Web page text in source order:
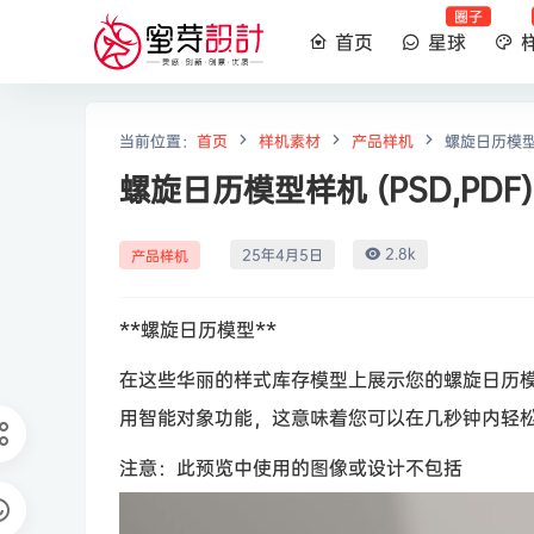
首页 星球
圈子
当前位置： 首页 样机素材 产品样机 螺旋日历模
螺旋日历模型样机 (PSD,PDF)
产品样机 25年4月5日 2.8k
**螺旋日历模型**
在这些华丽的样式库存模型上展示您的螺旋日历
用智能对象功能，这意味着您可以在几秒钟内轻
注意：此预览中使用的图像或设计不包括